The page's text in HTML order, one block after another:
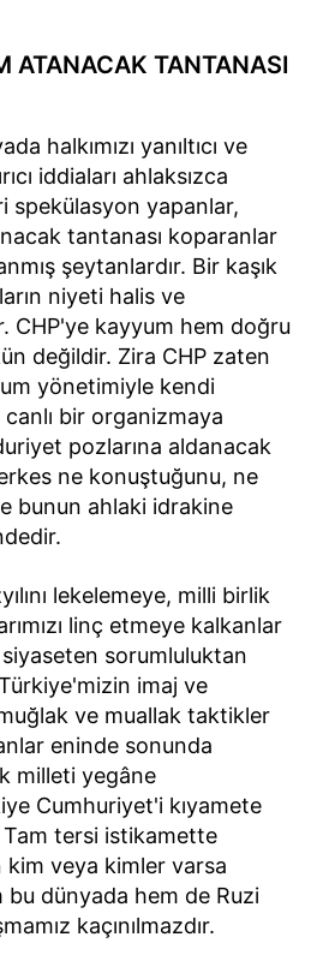
ATANACAK TANTANASI
halkımızı yanıltıcı ve
iddiaları ahlaksızca
spekülasyon yapanlar,
tantanası koparanlar
şeytanlardır. Bir kaşık
niyeti halis ve
CHP'ye kayyum hem doğru
değildir. Zira CHP zaten
yönetimiyle kendi
bir organizmaya
pozlarına aldanacak
ne konuştuğunu, ne
bunun ahlaki idrakine
lekelemeye, milli birlik
linç etmeye kalkanlar
sorumluluktan
imaj ve
ve muallak taktikler
eninde sonunda
milleti yegâne
Cumhuriyet'i kıyamete
tersi istikamette
kim veya kimler varsa
bu dünyada hem de Ruzi
kaçınılmazdır.